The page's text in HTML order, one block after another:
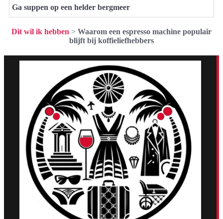
Ga suppen op een helder bergmeer
Dit wil ik hebben > Waarom een espresso machine populair
blijft bij koffieliefhebbers